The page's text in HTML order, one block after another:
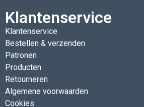
Klantenservice
Klantenservice
Bestellen & verzenden
Patronen
Producten
Retourneren
Algemene voorwaarden
Cookies